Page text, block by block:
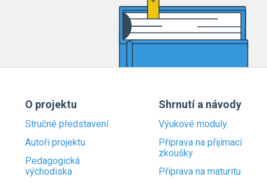
O projektu
Stručné představení
Autoři projektu
Pedagogická
východiska
Shrnutí a návody
Výukové moduly
Příprava na přijímací
zkoušky
Příprava na maturitu